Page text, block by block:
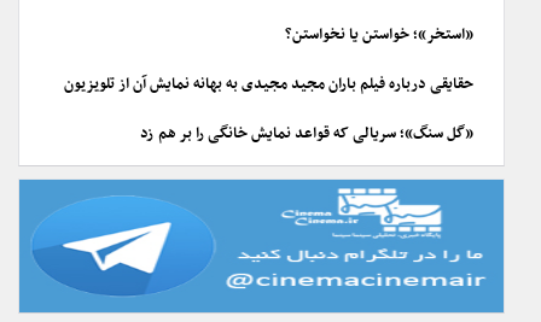
«استخر»؛ خواستن یا نخواستن؟
حقایقی درباره فیلم باران مجید مجیدی به بهانه نمایش آن از تلویزیون
«گل سنگ»؛ سریالی که قواعد نمایش خانگی را بر هم زد